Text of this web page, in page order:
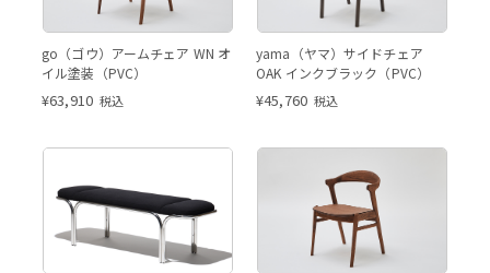
go（ゴウ）アームチェア WN オ
イル塗装（PVC）
¥63,910 税込
yama（ヤマ）サイドチェア
OAK インクブラック（PVC）
¥45,760 税込